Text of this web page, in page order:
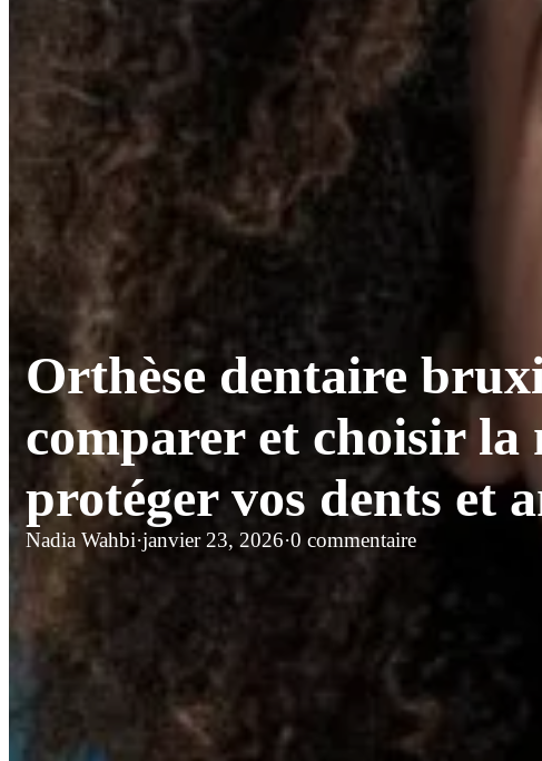
Orthèse dentaire
comparer et choisir
protéger vos dents et
Nadia Wahbi·janvier 23, 2026·0 commentaire